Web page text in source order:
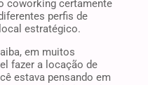
é possível.
em SP? Antes de
a GOWORK e